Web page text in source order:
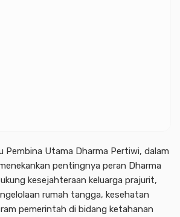
Pembina Utama Dharma Pertiwi, dalam
pentingnya peran Dharma
kesejahteraan keluarga prajurit,
rumah tangga, kesehatan
pemerintah di bidang ketahanan